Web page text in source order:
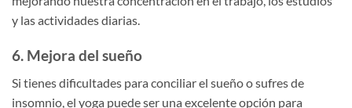
y las actividades diarias.
6. Mejora del sueño
Si tienes dificultades para conciliar el sueño o sufres de
insomnio, el yoga puede ser una excelente opción para